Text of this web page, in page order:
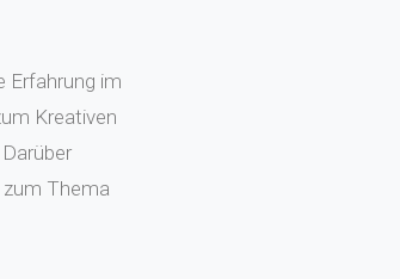
Erfahrung im
Kreativen
Thema